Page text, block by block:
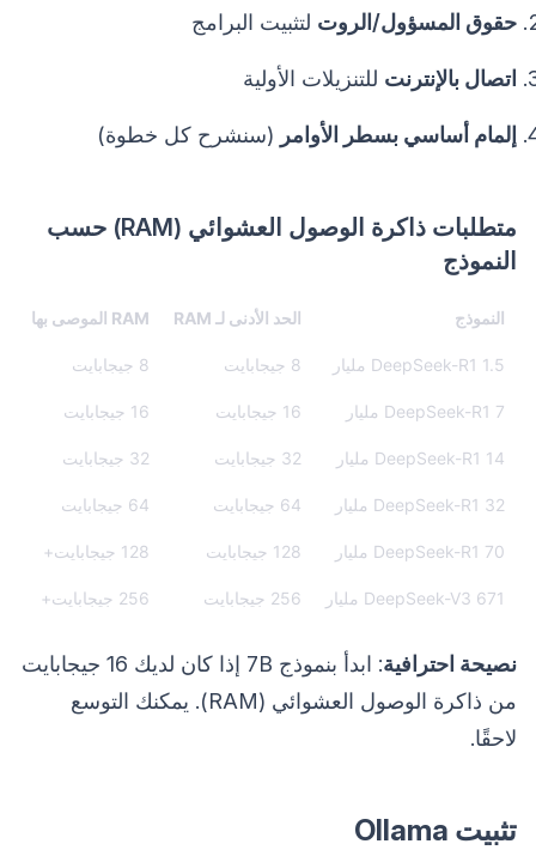
حقوق المسؤول/الروت لتثبيت البرامج
اتصال بالإنترنت للتنزيلات الأولية
إلمام أساسي بسطر الأوامر (سنشرح كل خطوة)
متطلبات ذاكرة الوصول العشوائي (RAM) حسب
النموذج
النموذج الحد الأدنى لـ RAM RAM الموصى بها
DeepSeek-R1 1.5 مليار 8 جيجابايت 8 جيجابايت
DeepSeek-R1 7 مليار 16 جيجابايت 16 جيجابايت
DeepSeek-R1 14 مليار 32 جيجابايت 32 جيجابايت
DeepSeek-R1 32 مليار 64 جيجابايت 64 جيجابايت
DeepSeek-R1 70 مليار 128 جيجابايت 128 جيجابايت+
DeepSeek-V3 671 مليار 256 جيجابايت 256 جيجابايت+
نصيحة احترافية
: ابدأ بنموذج 7B إذا كان لديك 16 جيجابايت
من ذاكرة الوصول العشوائي (RAM). يمكنك التوسع
لاحقًا.
تثبيت Ollama